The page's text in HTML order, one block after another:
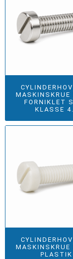
MASKINSKRUE
FORNIKLET
KLASSE
MASKINSKRUE
PLASTIK